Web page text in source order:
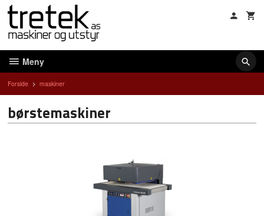
Gå
innholdet
Meny
Forside maskiner
børstemaskiner